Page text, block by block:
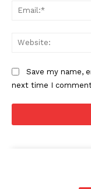
Save my name,
next time I